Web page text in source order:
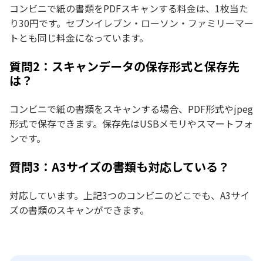
コンビニで紙の書類をPDFスキャンする料金は、1枚当た
り30円です。セブンイレブン・ローソン・ファミリーマー
トとも同じ料金になっています。
質問2：スキャンデータの保存形式と保存先
は？
コンビニで紙の書類をスキャンする場合、PDF形式やjpeg
形式で保存できます。保存先はUSBメモリやスマートフォ
ンです。
質問3：A3サイズの書類も対応している？
対応しています。上記3つのコンビニのどこでも、A3サイ
ズの書類のスキャンができます。